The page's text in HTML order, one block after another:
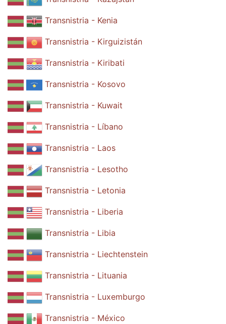
Transnistria - Kenia
Transnistria - Kirguizistán
Transnistria - Kiribati
Transnistria - Kosovo
Transnistria - Kuwait
Transnistria - Líbano
Transnistria - Laos
Transnistria - Lesotho
Transnistria - Letonia
Transnistria - Liberia
Transnistria - Libia
Transnistria - Liechtenstein
Transnistria - Lituania
Transnistria - Luxemburgo
Transnistria - México